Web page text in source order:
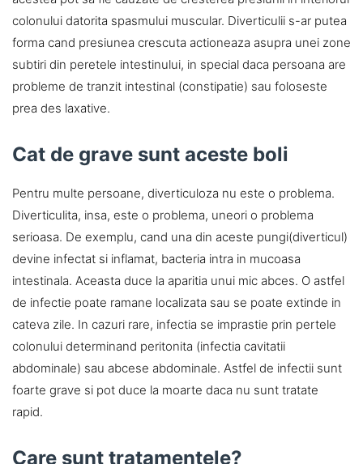
colonului datorita spasmului muscular. Diverticulii s-ar putea
forma cand presiunea crescuta actioneaza asupra unei zone
subtiri din peretele intestinului, in special daca persoana are
probleme de tranzit intestinal (constipatie) sau foloseste
prea des laxative.
Cat de grave sunt aceste boli
Pentru multe persoane, diverticuloza nu este o problema.
Diverticulita, insa, este o problema, uneori o problema
serioasa. De exemplu, cand una din aceste pungi(diverticul)
devine infectat si inflamat, bacteria intra in mucoasa
intestinala. Aceasta duce la aparitia unui mic abces. O astfel
de infectie poate ramane localizata sau se poate extinde in
cateva zile. In cazuri rare, infectia se imprastie prin pertele
colonului determinand peritonita (infectia cavitatii
abdominale) sau abcese abdominale. Astfel de infectii sunt
foarte grave si pot duce la moarte daca nu sunt tratate
rapid.
Care sunt tratamentele?